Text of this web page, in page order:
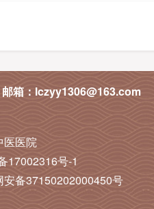
邮箱：lczyy1306@163.com
医医院
17002316号-1
安备37150202000450号